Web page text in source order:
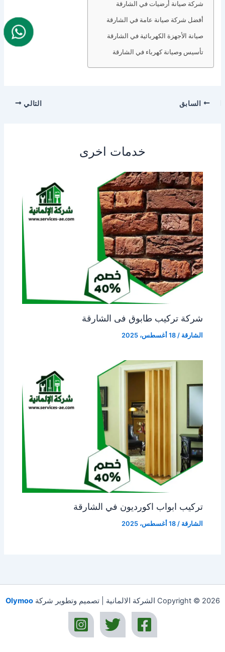
شركة صيانة أرضيات في الشارقة
أفضل شركة صيانة عامة في الشارقة
صيانة الأجهزة الكهربائية في الشارقة
تأسيس وصيانة كهرباء في الشارقة
السابق التالي
خدمات اخرى
شركة تركيب طابوق فى الشارقة
الشارقة /18 أغسطس، 2025
تركيب ابواب اكورديون في الشارقة
الشارقة /18 أغسطس، 2025
Copyright © 2026 الشركة الالمانية | تصميم وتطوير شركة Olymoo